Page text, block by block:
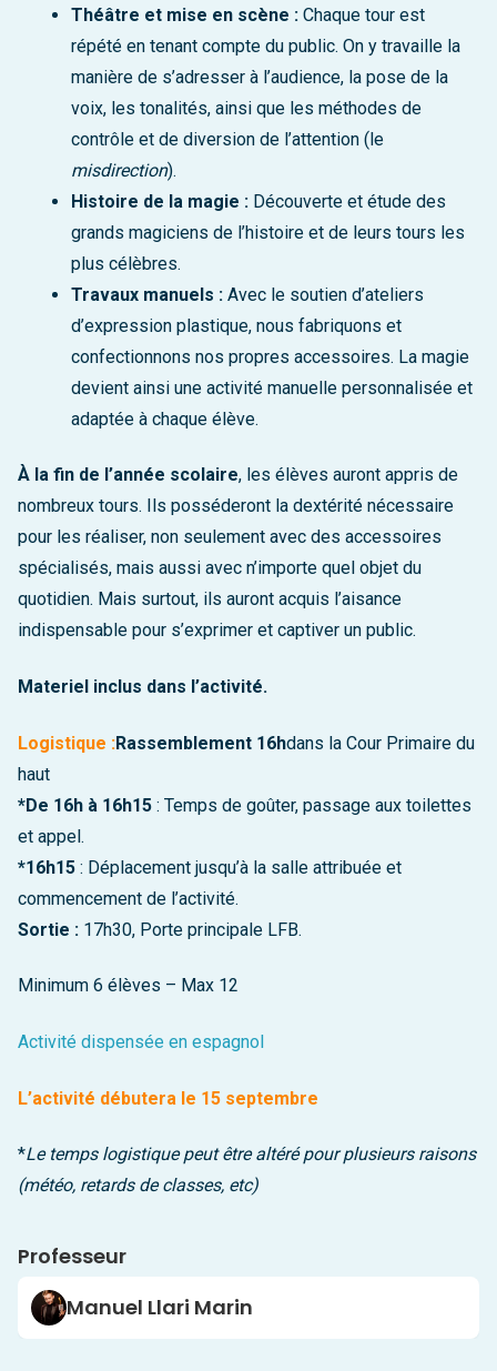
Théâtre et mise en scène : Chaque tour est
répété en tenant compte du public. On y travaille la
manière de s’adresser à l’audience, la pose de la
voix, les tonalités, ainsi que les méthodes de
contrôle et de diversion de l’attention (le
misdirection).
Histoire de la magie : Découverte et étude des
grands magiciens de l’histoire et de leurs tours les
plus célèbres.
Travaux manuels : Avec le soutien d’ateliers
d’expression plastique, nous fabriquons et
confectionnons nos propres accessoires. La magie
devient ainsi une activité manuelle personnalisée et
adaptée à chaque élève.
À la fin de l’année scolaire, les élèves auront appris de
nombreux tours. Ils posséderont la dextérité nécessaire
pour les réaliser, non seulement avec des accessoires
spécialisés, mais aussi avec n’importe quel objet du
quotidien. Mais surtout, ils auront acquis l’aisance
indispensable pour s’exprimer et captiver un public.
Materiel inclus dans l’activité.
Logistique :Rassemblement 16hdans la Cour Primaire du
haut
*De 16h à 16h15 : Temps de goûter, passage aux toilettes
et appel.
*16h15 : Déplacement jusqu’à la salle attribuée et
commencement de l’activité.
Sortie : 17h30, Porte principale LFB.
Minimum 6 élèves – Max 12
Activité dispensée en espagnol
L’activité débutera le 15 septembre
*Le temps logistique peut être altéré pour plusieurs raisons
(météo, retards de classes, etc)
Professeur
Manuel Llari Marin